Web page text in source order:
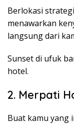
Berlokasi
menawarkan
langsung dari
Sunset di ufuk
hotel.
2. Merpati
Buat kamu yang